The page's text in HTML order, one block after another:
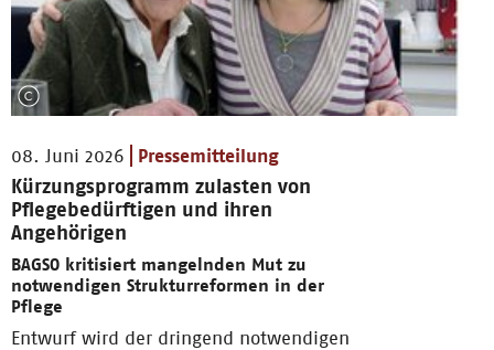
08. Juni 2026 Pressemitteilung
Kürzungsprogramm zulasten von
Pflegebedürftigen und ihren
Angehörigen
BAGSO kritisiert mangelnden Mut zu
notwendigen Strukturreformen in der
Pflege
Entwurf wird der dringend notwendigen